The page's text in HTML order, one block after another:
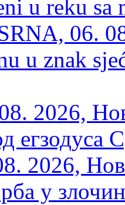
u reku sa
06.
u znak
2026,
егзодуса
2026,
у